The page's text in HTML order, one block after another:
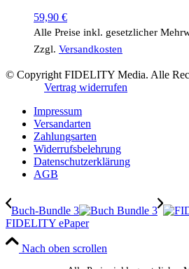
59,90 €
Alle Preise inkl. gesetzlicher
Zzgl. Versandkosten
© Copyright FIDELITY Media. Alle
Vertrag widerrufen
Impressum
Versandarten
Zahlungsarten
Widerrufsbelehrung
Datenschutzerklärung
AGB
Buch-Bundle 3
FIDELITY ePaper
Nach oben scrollen